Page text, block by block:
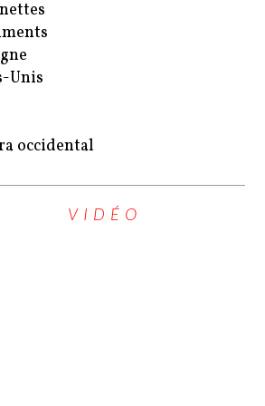
Unis
occidental
VIDÉO